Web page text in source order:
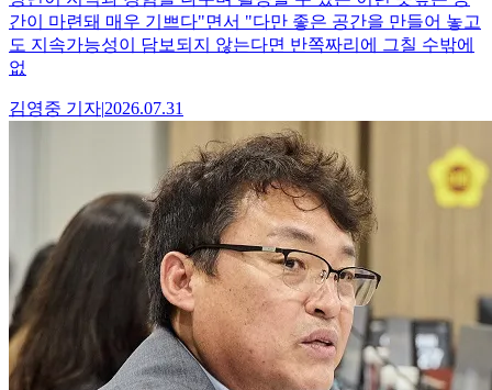
간이 마련돼 매우 기쁘다"면서 "다만 좋은 공간을 만들어 놓고
도 지속가능성이 담보되지 않는다면 반쪽짜리에 그칠 수밖에
없
김영중 기자|2026.07.31